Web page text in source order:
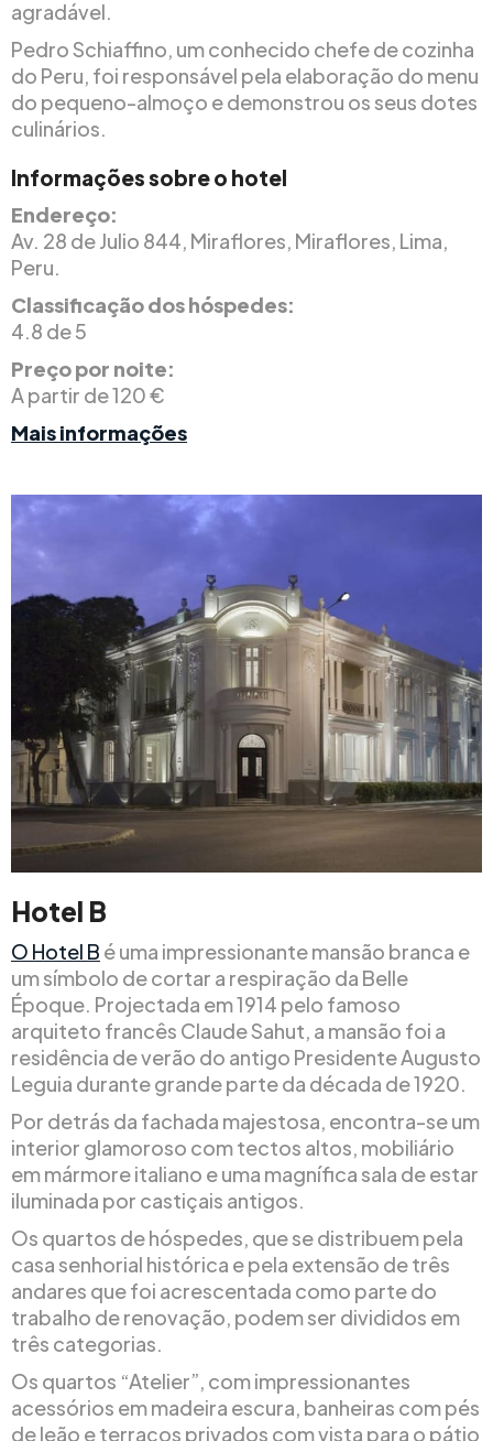
agradável.
Pedro Schiaffino, um conhecido chefe de cozinha
do Peru, foi responsável pela elaboração do menu
do pequeno-almoço e demonstrou os seus dotes
culinários.
Informações sobre o hotel
Endereço:
Av. 28 de Julio 844, Miraflores, Miraflores, Lima,
Peru.
Classificação dos hóspedes:
4.8 de 5
Preço por noite:
A partir de 120 €
Mais informações
Hotel B
O Hotel B é uma impressionante mansão branca e
um símbolo de cortar a respiração da Belle
Époque. Projectada em 1914 pelo famoso
arquiteto francês Claude Sahut, a mansão foi a
residência de verão do antigo Presidente Augusto
Leguia durante grande parte da década de 1920.
Por detrás da fachada majestosa, encontra-se um
interior glamoroso com tectos altos, mobiliário
em mármore italiano e uma magnífica sala de estar
iluminada por castiçais antigos.
Os quartos de hóspedes, que se distribuem pela
casa senhorial histórica e pela extensão de três
andares que foi acrescentada como parte do
trabalho de renovação, podem ser divididos em
três categorias.
Os quartos “Atelier”, com impressionantes
acessórios em madeira escura, banheiras com pés
de leão e terraços privados com vista para o pátio